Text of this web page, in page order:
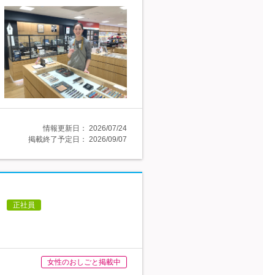
情報更新日： 2026/07/24
掲載終了予定日： 2026/09/07
正社員
女性のおしごと掲載中